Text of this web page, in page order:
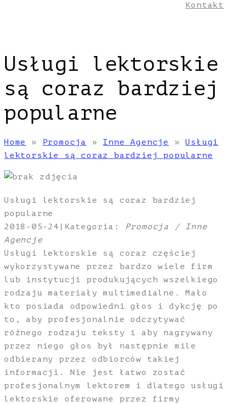
Kontakt
Usługi lektorskie
są coraz bardziej
popularne
Home » Promocja » Inne Agencje »Usługi
lektorskie są coraz bardziej popularne
Usługi lektorskie są coraz bardziej
popularne
2018-05-24 | Kategoria: Promocja / Inne
Agencje
Usługi lektorskie są coraz częściej
wykorzystywane przez bardzo wiele firm
lub instytucji produkujących wszelkiego
rodzaju materiały multimedialne. Mało
kto posiada odpowiedni głos i dykcję po
to, aby profesjonalnie odczytywać
różnego rodzaju teksty i aby nagrywany
przez niego głos był następnie mile
odbierany przez odbiorców takiej
informacji. Nie jest łatwo zostać
profesjonalnym lektorem i dlatego usługi
lektorskie oferowane przez firmy